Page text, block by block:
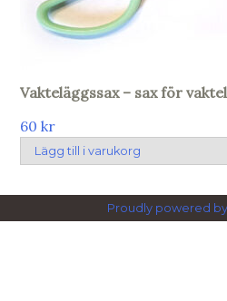
Vakteläggssax – sax för
60kr
Lägg till i varukorg
Proudly powered